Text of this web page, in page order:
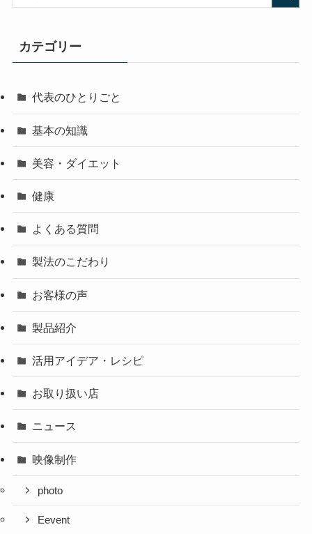
カテゴリー
代表のひとりごと
基本の知識
美容・ダイエット
健康
よくある質問
製法のこだわり
お客様の声
製品紹介
活用アイデア・レシピ
お取り扱い店
ニュース
映像制作
photo
Eevent